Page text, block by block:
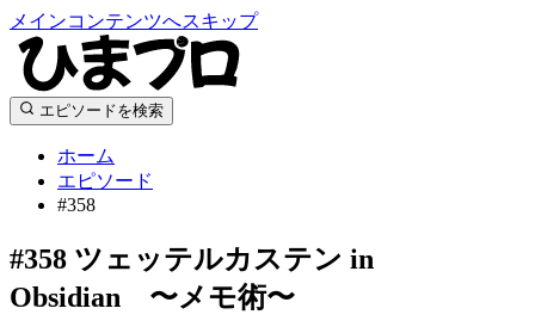
メインコンテンツへスキップ
エピソードを検索
ホーム
エピソード
#358
#358 ツェッテルカステン in
Obsidian 〜メモ術〜